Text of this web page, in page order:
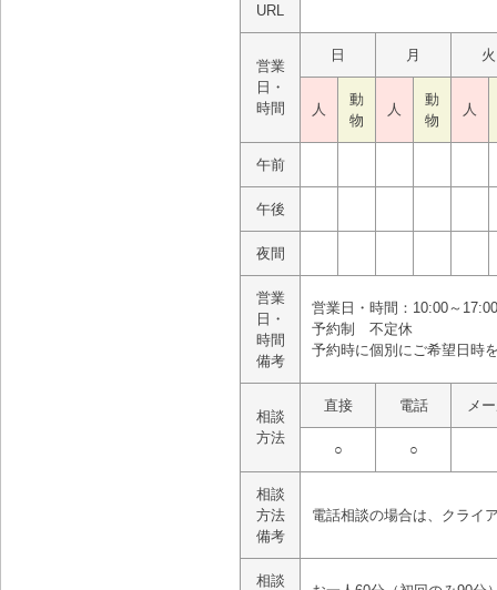
URL
営業
日・
時間
日 月 火
人
動
物
人
動
物
人
午前
午後
夜間
営業
日・
時間
備考
営業日・時間：10:00～
予約制 不定休
予約時に個別にご希望日時
相談
方法
直接 電話 メ
○ ○
相談
方法
備考
電話相談の場合は、クライ
相談